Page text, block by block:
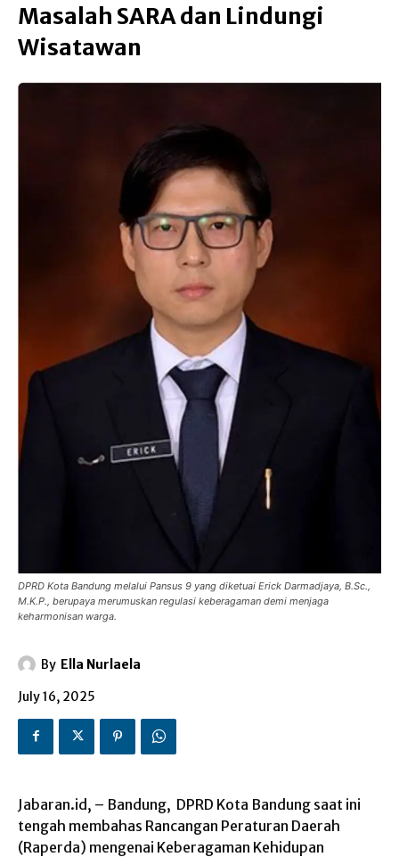
Masalah SARA dan Lindungi
Wisatawan
DPRD Kota Bandung melalui Pansus 9 yang diketuai Erick Darmadjaya, B.Sc.,
M.K.P., berupaya merumuskan regulasi keberagaman demi menjaga
keharmonisan warga.
By Ella Nurlaela
July 16, 2025
Jabaran.id, – Bandung, DPRD Kota Bandung saat ini
tengah membahas Rancangan Peraturan Daerah
(Raperda) mengenai Keberagaman Kehidupan